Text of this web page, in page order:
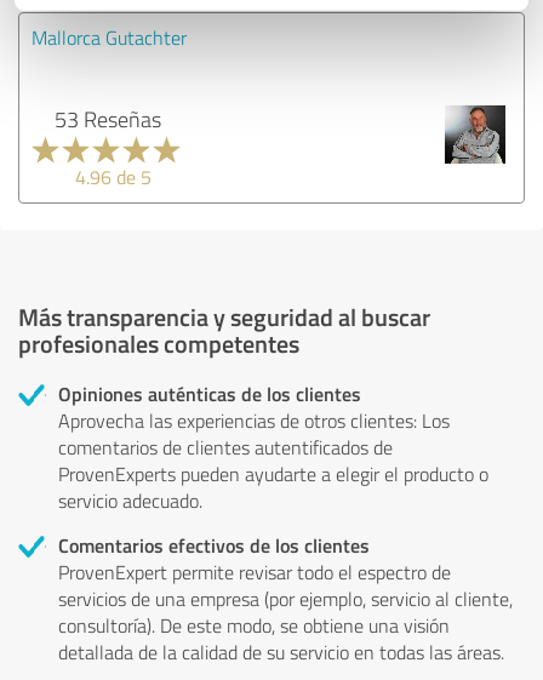
Mallorca Gutachter
53 Reseñas
4.96 de 5
Más transparencia y seguridad al buscar
profesionales competentes
Opiniones auténticas de los clientes
Aprovecha las experiencias de otros clientes: Los
comentarios de clientes autentificados de
ProvenExperts pueden ayudarte a elegir el producto o
servicio adecuado.
Comentarios efectivos de los clientes
ProvenExpert permite revisar todo el espectro de
servicios de una empresa (por ejemplo, servicio al cliente,
consultoría). De este modo, se obtiene una visión
detallada de la calidad de su servicio en todas las áreas.